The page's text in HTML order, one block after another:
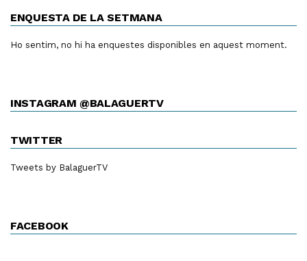
ENQUESTA DE LA SETMANA
Ho sentim, no hi ha enquestes disponibles en aquest moment.
INSTAGRAM @BALAGUERTV
TWITTER
Tweets by BalaguerTV
FACEBOOK